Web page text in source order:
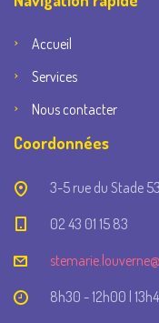
Accueil
Services
Nous contacter
Coordonnées
3-5 rue du Stade
02 43 01 15 83
8h30 - 12h00 |